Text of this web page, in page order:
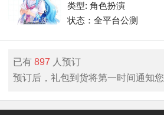
类型: 角色扮演
状态：全平台公测
已有897 人预订
预订后，礼包到货将第一时间通知您